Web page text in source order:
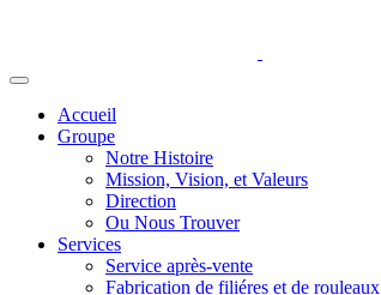
Accueil
Groupe
Notre Histoire
Mission, Vision, et Valeurs
Direction
Ou Nous Trouver
Services
Service après-vente
Fabrication de filiéres et de rouleaux